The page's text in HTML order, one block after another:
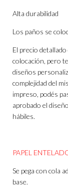
Alta durabilidad
Los paños se
El precio
colocación, pero
diseños
complejidad del
impreso, podés
aprobado el
hábiles.
PAPEL
Se pega con cola
base.